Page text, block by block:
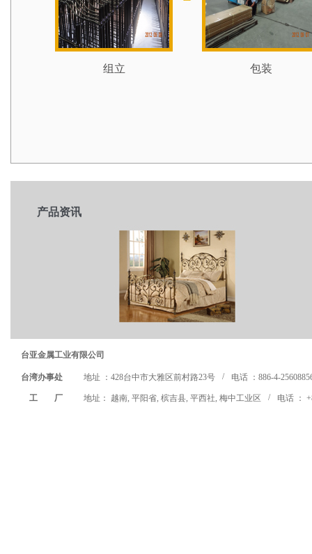
组立 包装
产品资讯
台亚金属工业有限公司
台湾办事处 地址 ：428台中市大雅区前村路23号 / 电话 ：886-4-
工 厂 地址： 越南, 平阳省, 槟吉县, 平西社, 梅中工业区 / 电话 ：